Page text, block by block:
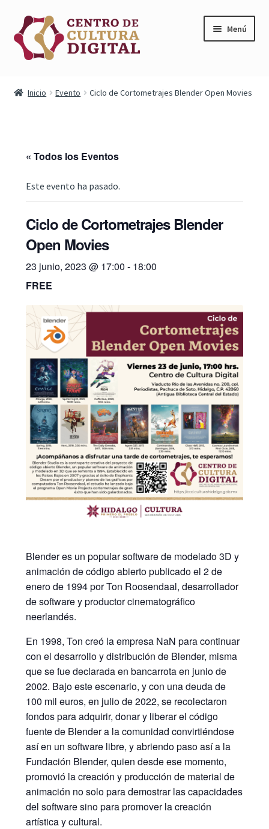
Saltar
a
navegación
al
contenido
Menú
Eventos
Mi cuenta
Inicio Evento Ciclo de Cortometrajes Blender Open Movies
« Todos los Eventos
Este evento ha pasado.
Ciclo de Cortometrajes Blender
Open Movies
23 junio, 2023 @ 17:00 - 18:00
FREE
Blender es un popular software de modelado 3D y
animación de código abierto publicado el 2 de
enero de 1994 por Ton Roosendaal, desarrollador
de software y productor cinematográfico
neerlandés.
En 1998, Ton creó la empresa NaN para continuar
con el desarrollo y distribución de Blender, misma
que se fue declarada en bancarrota en junio de
2002. Bajo este escenario, y con una deuda de
100 mil euros, en julio de 2022, se recolectaron
fondos para adquirir, donar y liberar el código
fuente de Blender a la comunidad convirtiéndose
así en un software libre, y abriendo paso así a la
Fundación Blender, quien desde ese momento,
promovió la creación y producción de material de
animación no solo para demostrar las capacidades
del software sino para promover la creación
artística y cultural.